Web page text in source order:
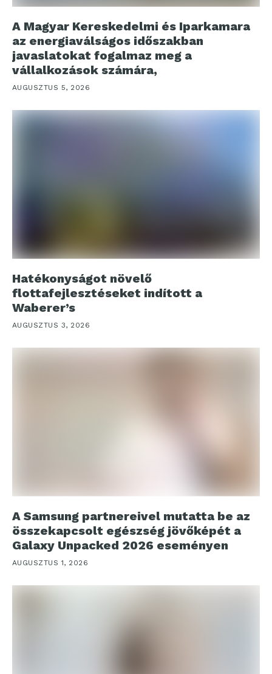
A Magyar Kereskedelmi és Iparkamara
az energiaválságos időszakban
javaslatokat fogalmaz meg a
vállalkozások számára,
AUGUSZTUS 5, 2026
Hatékonyságot növelő
flottafejlesztéseket indított a
Waberer’s
AUGUSZTUS 3, 2026
A Samsung partnereivel mutatta be az
összekapcsolt egészség jövőképét a
Galaxy Unpacked 2026 eseményen
AUGUSZTUS 1, 2026